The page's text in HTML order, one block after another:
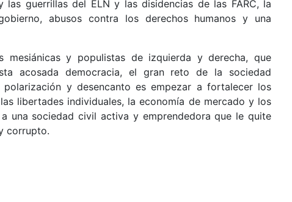
guerrillas del ELN y las disidencias de las FARC, la
abusos contra los derechos humanos y una
mesiánicas y populistas de izquierda y derecha, que
acosada democracia, el gran reto de la sociedad
y desencanto es empezar a fortalecer los
libertades individuales, la economía de mercado y los
una sociedad civil activa y emprendedora que le quite
corrupto.